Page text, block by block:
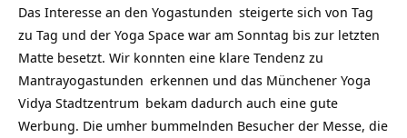
Das Interesse an den Yogastunden steigerte sich von Tag
zu Tag und der Yoga Space war am Sonntag bis zur letzten
Matte besetzt. Wir konnten eine klare Tendenz zu
Mantrayogastunden erkennen und das Münchener Yoga
Vidya Stadtzentrum bekam dadurch auch eine gute
Werbung. Die umher bummelnden Besucher der Messe, die